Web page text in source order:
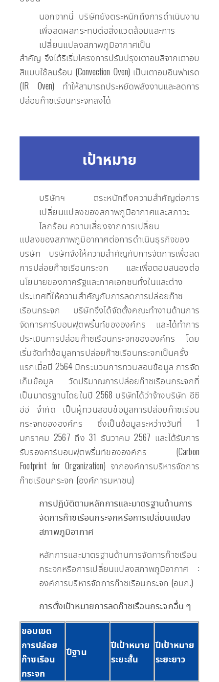
นอกจากนี้ บริษัทยังตระหนักถึงการดำเนินงาน
เพื่อลดผลกระทบต่อสิ่งแวดล้อมและการ
เปลี่ยนแปลงสภาพภูมิอากาศเป็น
สำคัญ จึงได้ริเริ่มโครงการปรับปรุงเตาอบสีจากเตาอบ
สีแบบใช้ลมร้อน (Convection Oven) เป็นเตาอบอินฟาเรด
(IR Oven) ทำให้สามารถประหยัดพลังงานและลดการ
ปล่อยก๊าซเรือนกระจกลงได้
เป้าหมาย
บริษัทฯ ตระหนักถึงความสำคัญต่อการ
เปลี่ยนแปลงของสภาพภูมิอากาศและสภาวะ
โลกร้อน ความเสี่ยงจากการเปลี่ยน
แปลงของสภาพภูมิอากาศต่อการดำเนินธุรกิจของ
บริษัท บริษัทจึงให้ความสำคัญกับการจัดการเพื่อลด
การปล่อยก๊าซเรือนกระจก และเพื่อตอบสนองต่อ
นโยบายของภาครัฐและภาคเอกชนทั้งในและต่าง
ประเทศที่ให้ความสำคัญกับการลดการปล่อยก๊าซ
เรือนกระจก บริษัทจึงได้จัดตั้งคณะทำงานด้านการ
จัดการคาร์บอนฟุตพริ้นท์ขององค์กร และได้ทำการ
ประเมินการปล่อยก๊าซเรือนกระจกขององค์กร โดย
เริ่มจัดทำข้อมูลการปล่อยก๊าซเรือนกระจกเป็นครั้ง
แรกเมื่อปี 2564 มีกระบวนการทวนสอบข้อมูล การจัด
เก็บข้อมูล วัดปริมาณการปล่อยก๊าซเรือนกระจกที่
เป็นมาตรฐานโดยในปี 2568 บริษัทได้ว่าจ้างบริษัท อีซี
อีอี จำกัด เป็นผู้ทวนสอบข้อมูลการปล่อยก๊าซเรือน
กระจกขององค์กร ซึ่งเป็นข้อมูลระหว่างวันที่ 1
มกราคม 2567 ถึง 31 ธันวาคม 2567 และได้รับการ
รับรองคาร์บอนฟุตพริ้นท์ขององค์กร (Carbon
Footprint for Organization) จากองค์การบริหารจัดการ
ก๊าซเรือนกระจก (องค์การมหาชน)
การปฏิบัติตามหลักการและมาตรฐานด้านการ
จัดการก๊าซเรือนกระจกหรือการเปลี่ยนแปลง
สภาพภูมิอากาศ
หลักการและมาตรฐานด้านการจัดการก๊าซเรือน
กระจกหรือการเปลี่ยนแปลงสภาพภูมิอากาศ :
องค์การบริหารจัดการก๊าซเรือนกระจก (อบก.)
การตั้งเป้าหมายการลดก๊าซเรือนกระจกอื่น ๆ
ขอบเขต
การปล่อย
ก๊าซเรือน
กระจก
ปีฐาน
ปีเป้าหมาย
ระยะสั้น
ปีเป้าหมาย
ระยะยาว